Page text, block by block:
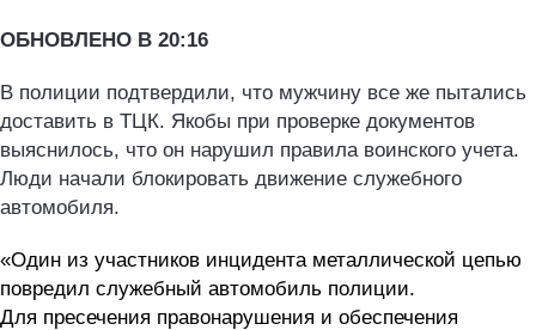
ОБНОВЛЕНО В 20:16
В полиции подтвердили, что мужчину все же пытались
доставить в ТЦК. Якобы при проверке документов
выяснилось, что он нарушил правила воинского учета.
Люди начали блокировать движение служебного
автомобиля.
«Один из участников инцидента металлической цепью
повредил служебный автомобиль полиции.
Для пресечения правонарушения и обеспечения